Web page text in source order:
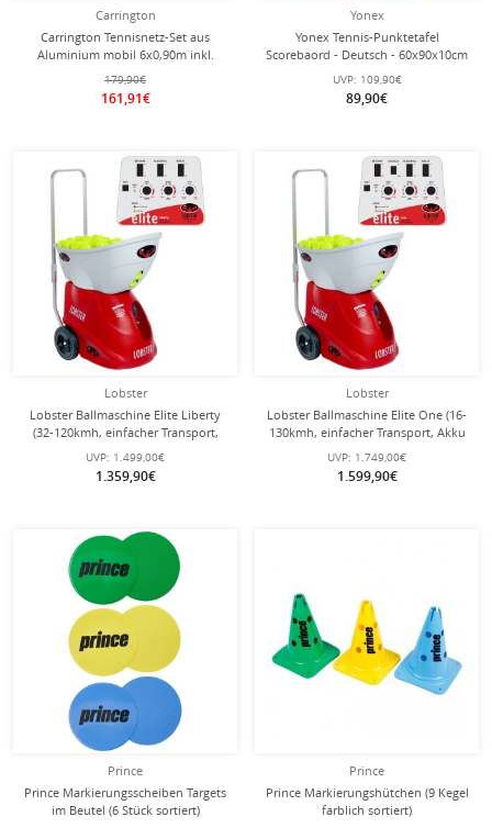
Carrington
Carrington Tennisnetz-Set aus
Aluminium mobil 6x0,90m inkl.
179,90€
161,91€
Yonex
Yonex Tennis-Punktetafel
Scorebaord - Deutsch - 60x90x10cm
UVP: 109,90€
89,90€
Lobster
Lobster Ballmaschine Elite Liberty
(32-120kmh, einfacher Transport,
UVP: 1.499,00€
1.359,90€
Lobster
Lobster Ballmaschine Elite One (16-
130kmh, einfacher Transport, Akku
UVP: 1.749,00€
1.599,90€
Prince
Prince Markierungsscheiben Targets
im Beutel (6 Stück sortiert)
Prince
Prince Markierungshütchen (9 Kegel
farblich sortiert)